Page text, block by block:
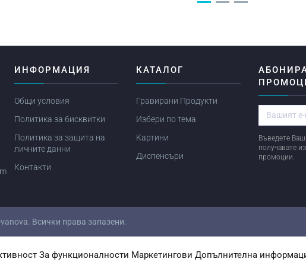
ИНФОРМАЦИЯ
Общи условия
Политика за бисквитки
Политика за защита на
личните данни
Контакти
КАТАЛОГ
Гравирани Продукти
Избери по тема
Картини
Диспенсъри
Въведете
получавате
промоции.
. Всички права запазени.
За функционалности Маркетингови Допълнителна